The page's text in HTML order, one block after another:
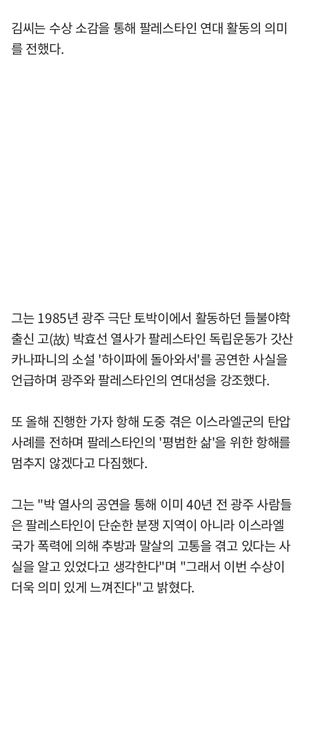
김씨는 수상 소감을 통해 팔레스타인 연대 활동의 의미
를 전했다.
그는 1985년 광주 극단 토박이에서 활동하던 들불야학
출신 고(故) 박효선 열사가 팔레스타인 독립운동가 갓산
카나파니의 소설 '하이파에 돌아와서'를 공연한 사실을
언급하며 광주와 팔레스타인의 연대성을 강조했다.
또 올해 진행한 가자 항해 도중 겪은 이스라엘군의 탄압
사례를 전하며 팔레스타인의 '평범한 삶'을 위한 항해를
멈추지 않겠다고 다짐했다.
그는 "박 열사의 공연을 통해 이미 40년 전 광주 사람들
은 팔레스타인이 단순한 분쟁 지역이 아니라 이스라엘
국가 폭력에 의해 추방과 말살의 고통을 겪고 있다는 사
실을 알고 있었다고 생각한다"며 "그래서 이번 수상이
더욱 의미 있게 느껴진다"고 밝혔다.